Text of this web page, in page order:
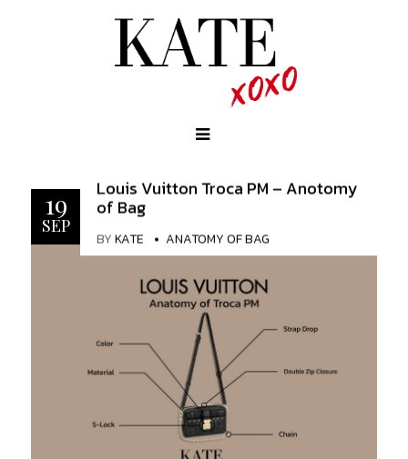
19
SEP
Louis Vuitton Troca PM – Anotomy
of Bag
BYKATE ANATOMY OF BAG